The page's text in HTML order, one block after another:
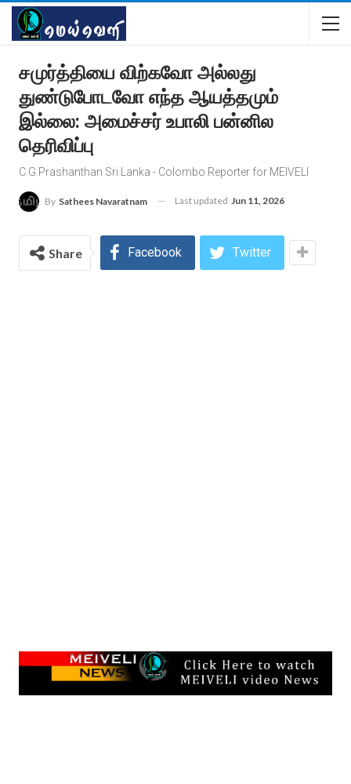
சமுர்த்தியை விற்கவோ அல்லது
துண்டுபோடவோ எந்த ஆயத்தமும்
இல்லை: அமைச்சர் உபாலி பன்னில
தெரிவிப்பு
C.G.Prashanthan Sri Lanka - Colombo Reporter for MEIVELI
By Sathees Navaratnam Last updated Jun 11, 2026
Share Facebook Twitter